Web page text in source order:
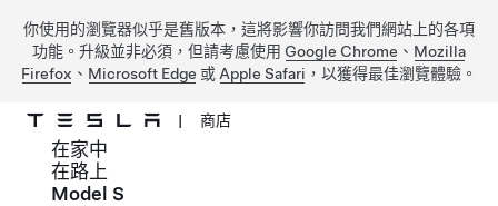
你使用的瀏覽器似乎是舊版本，這將影響你訪問我們網站上的各項
功能。升級並非必須，但請考慮使用 Google Chrome 、 Mozilla
Firefox 、 Microsoft Edge 或 Apple Safari ，以獲得最佳瀏覽體驗。
跳到主要內容
| 商店
在家中
在路上
Model S